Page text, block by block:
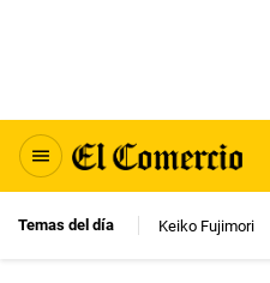
Temas del día Keiko Fujimori